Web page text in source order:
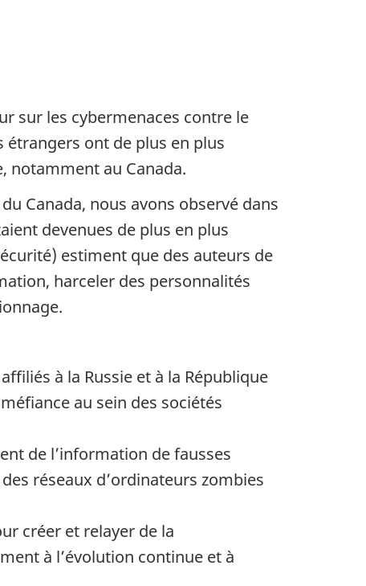
sur les cybermenaces contre le
étrangers ont de plus en plus
notamment au Canada.
Canada, nous avons observé dans
devenues de plus en plus
estiment que des auteurs de
harceler des personnalités
à la Russie et à la République
au sein des sociétés
de l’information de fausses
réseaux d’ordinateurs zombies
créer et relayer de la
à l’évolution continue et à